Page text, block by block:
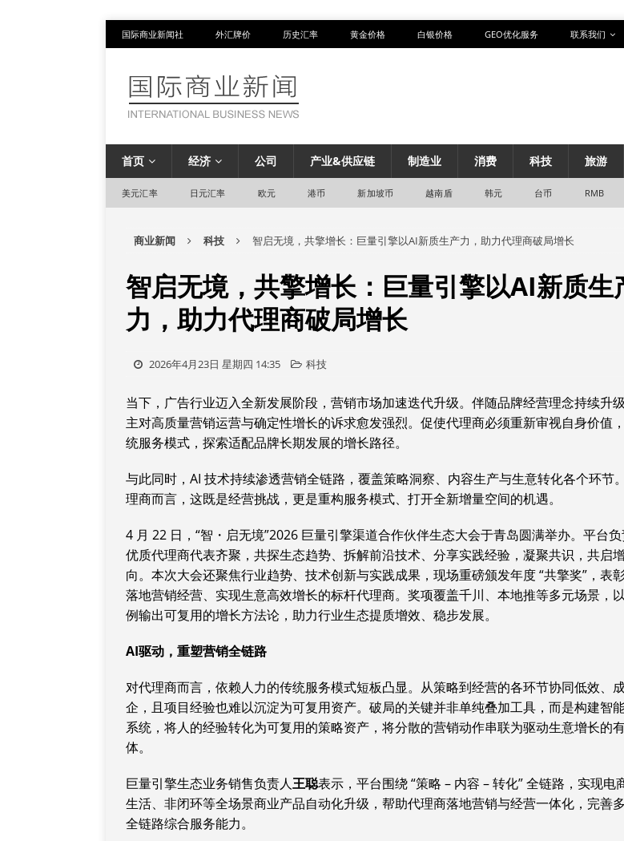
国际商业新闻社 外汇牌价 历史汇率 黄金价格 白银价格 GEO优化服务 联系我们
首页 经济 公司 产业&供应链 制造业 消费 科技 旅游
美元汇率 日元汇率 欧元 港币 新加坡币 越南盾 韩元 台币 RMB
商业新闻 科技 智启无境，共擎增长：巨量引擎以AI新质生产力，助力代理商破局增长
智启无境，共擎增长：巨量引擎以AI新质生
力，助力代理商破局增长
2026年4月23日 星期四 14:35 科技
当下，广告行业迈入全新发展阶段，营销市场加速迭代升级。伴随品牌经营理念持续升
主对高质量营销运营与确定性增长的诉求愈发强烈。促使代理商必须重新审视自身价值
统服务模式，探索适配品牌长期发展的增长路径。
与此同时，AI 技术持续渗透营销全链路，覆盖策略洞察、内容生产与生意转化各个环节
理商而言，这既是经营挑战，更是重构服务模式、打开全新增量空间的机遇。
4 月 22 日，“智・启无境”2026 巨量引擎渠道合作伙伴生态大会于青岛圆满举办。平台负
优质代理商代表齐聚，共探生态趋势、拆解前沿技术、分享实践经验，凝聚共识，共启
向。本次大会还聚焦行业趋势、技术创新与实践成果，现场重磅颁发年度 “共擎奖”，表
落地营销经营、实现生意高效增长的标杆代理商。奖项覆盖千川、本地推等多元场景，
例输出可复用的增长方法论，助力行业生态提质增效、稳步发展。
AI驱动，重塑营销全链路
对代理商而言，依赖人力的传统服务模式短板凸显。从策略到经营的各环节协同低效、
企，且项目经验也难以沉淀为可复用资产。破局的关键并非单纯叠加工具，而是构建智
系统，将人的经验转化为可复用的策略资产，将分散的营销动作串联为驱动生意增长的
体。
巨量引擎生态业务销售负责人王聪表示，平台围绕 “策略 – 内容 – 转化” 全链路，实现电
生活、非闭环等全场景商业产品自动化升级，帮助代理商落地营销与经营一体化，完善多
全链路综合服务能力。